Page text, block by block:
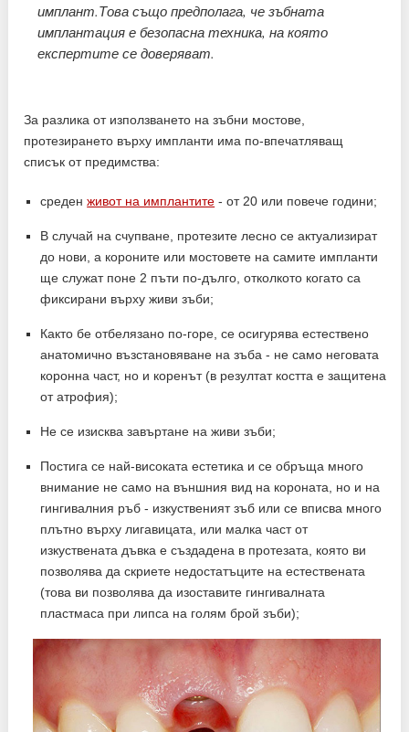
имплант.Това също предполага, че зъбната
имплантация е безопасна техника, на която
експертите се доверяват.
За разлика от използването на зъбни мостове,
протезирането върху импланти има по-впечатляващ
списък от предимства:
среденживот на имплантите - от 20 или повече години;
В случай на счупване, протезите лесно се актуализират
до нови, а короните или мостовете на самите импланти
ще служат поне 2 пъти по-дълго, отколкото когато са
фиксирани върху живи зъби;
Както бе отбелязано по-горе, се осигурява естествено
анатомично възстановяване на зъба - не само неговата
коронна част, но и коренът (в резултат костта е защитена
от атрофия);
Не се изисква завъртане на живи зъби;
Постига се най-високата естетика и се обръща много
внимание не само на външния вид на короната, но и на
гингивалния ръб - изкуственият зъб или се вписва много
плътно върху лигавицата, или малка част от
изкуствената дъвка е създадена в протезата, която ви
позволява да скриете недостатъците на естествената
(това ви позволява да изоставите гингивалната
пластмаса при липса на голям брой зъби);